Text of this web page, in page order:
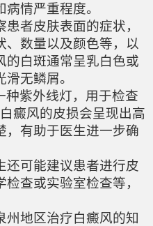
情严重程度。
者皮肤表面的症状，
、数量以及颜色等，以
的白斑通常呈乳白色或
无鳞屑。
种紫外线灯，用于检查
癜风的皮损会呈现出高
，有助于医生进一步确
还可能建议患者进行皮
查或实验室检查等，
州地区治疗白癜风的知